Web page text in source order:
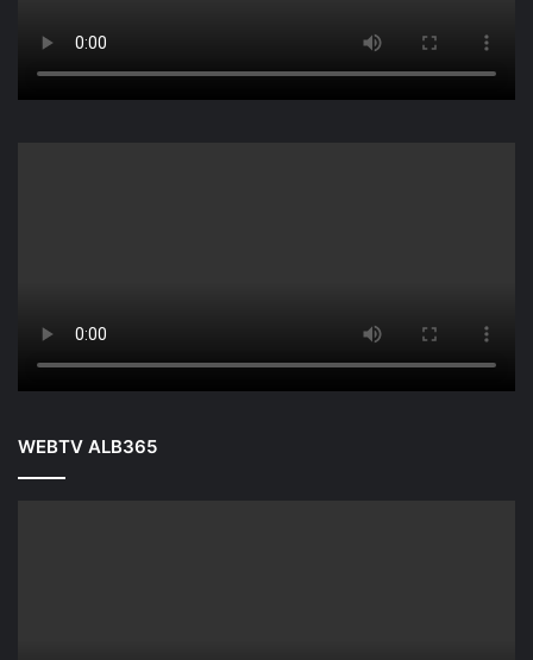
WEBTV ALB365